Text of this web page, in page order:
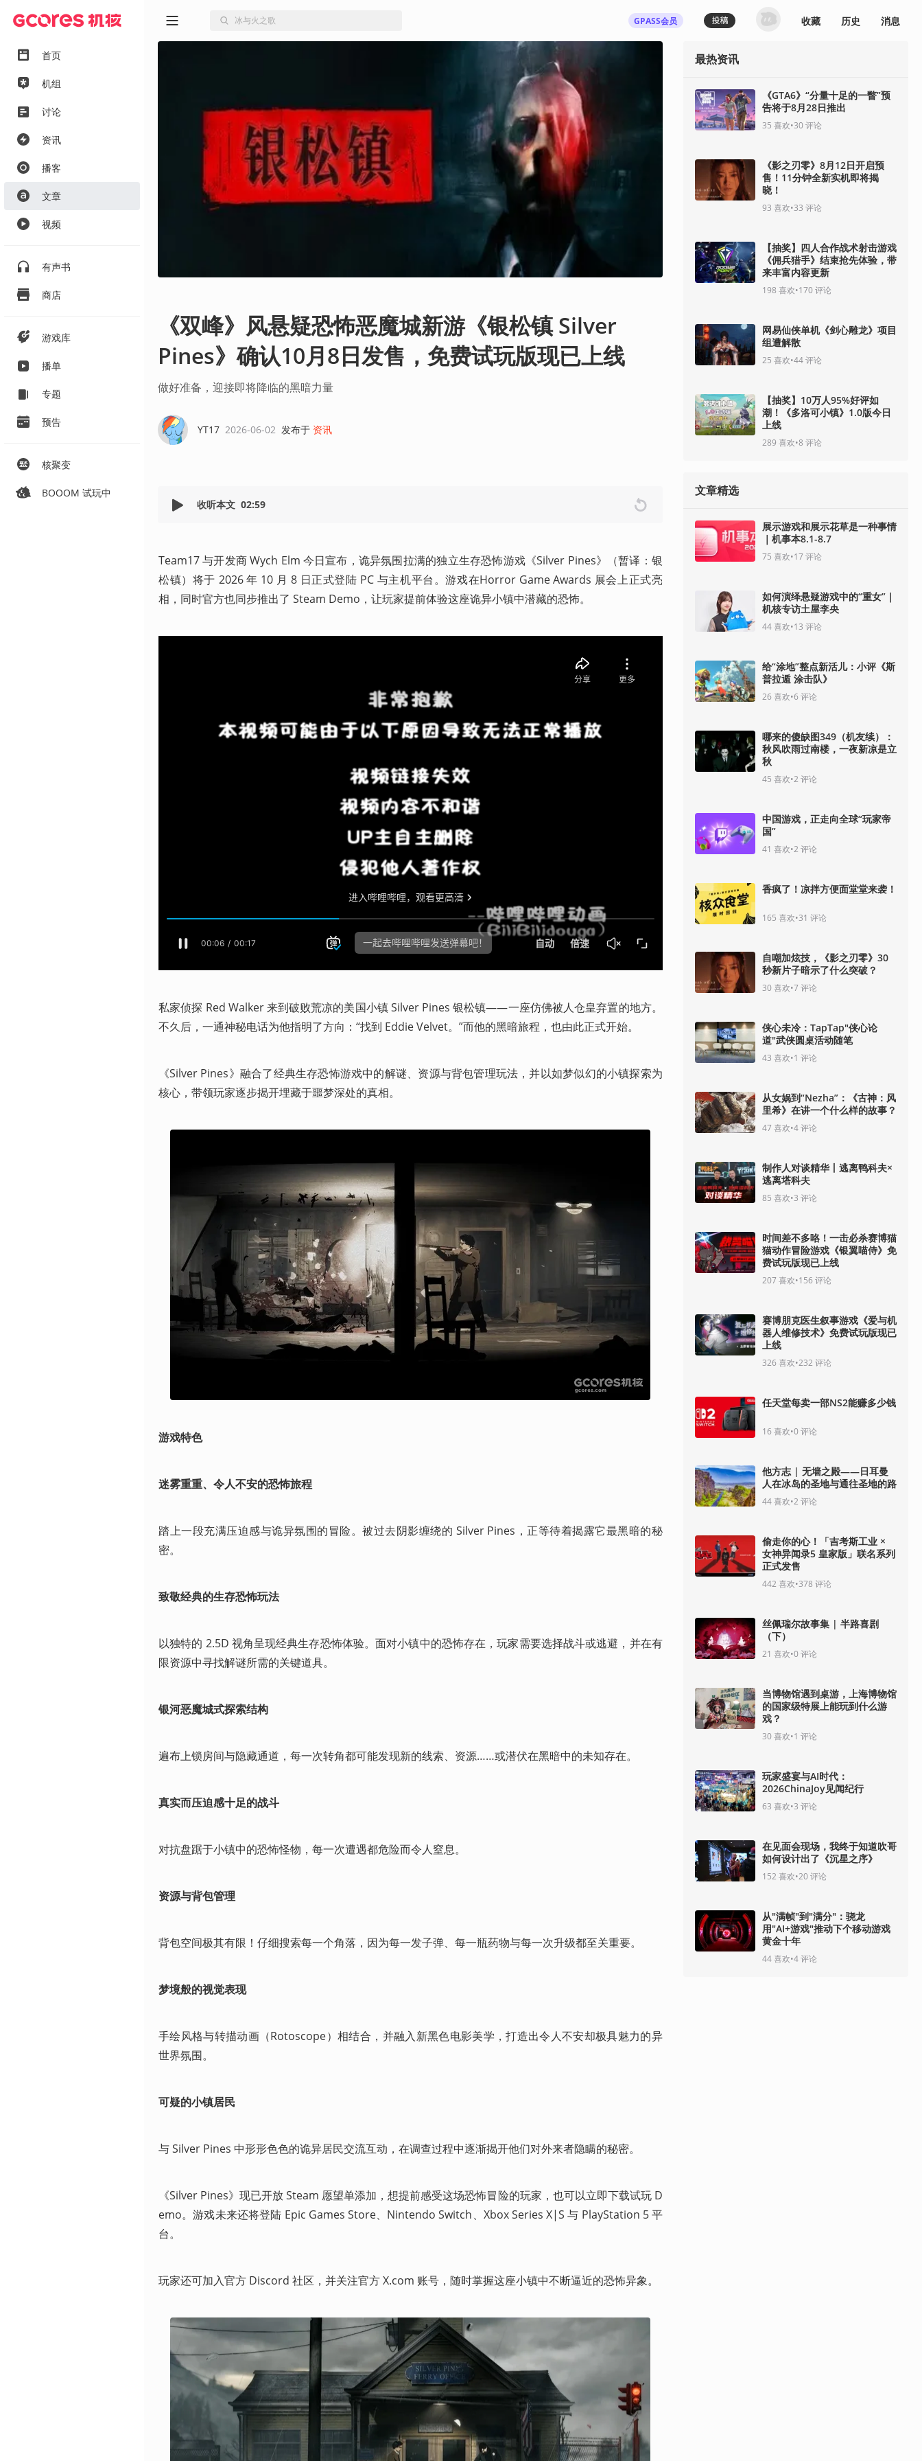
首页
机组
讨论
资讯
播客
文章
视频
有声书
商店
游戏库
播单
专题
预告
核聚变
BOOOM 试玩中
GPASS会员 收藏 历史 消息
《双峰》风悬疑恐怖恶魔城新游《银松镇 Silver
Pines》确认10月8日发售，免费试玩版现已上线
做好准备，迎接即将降临的黑暗力量
YT17 2026-06-02 发布于 资讯
收听本文 02:59
Team17 与开发商 Wych Elm 今日宣布，诡异氛围拉满的独立生存恐怖游戏《Silver Pines》（暂译：银
松镇）将于 2026 年 10 月 8 日正式登陆 PC 与主机平台。游戏在Horror Game Awards 展会上正式亮
相，同时官方也同步推出了 Steam Demo，让玩家提前体验这座诡异小镇中潜藏的恐怖。
私家侦探 Red Walker 来到破败荒凉的美国小镇 Silver Pines 银松镇——一座仿佛被人仓皇弃置的地方。
不久后，一通神秘电话为他指明了方向：“找到 Eddie Velvet。”而他的黑暗旅程，也由此正式开始。
《Silver Pines》融合了经典生存恐怖游戏中的解谜、资源与背包管理玩法，并以如梦似幻的小镇探索为
核心，带领玩家逐步揭开埋藏于噩梦深处的真相。
游戏特色
迷雾重重、令人不安的恐怖旅程
踏上一段充满压迫感与诡异氛围的冒险。被过去阴影缠绕的 Silver Pines，正等待着揭露它最黑暗的秘
密。
致敬经典的生存恐怖玩法
以独特的 2.5D 视角呈现经典生存恐怖体验。面对小镇中的恐怖存在，玩家需要选择战斗或逃避，并在有
限资源中寻找解谜所需的关键道具。
银河恶魔城式探索结构
遍布上锁房间与隐藏通道，每一次转角都可能发现新的线索、资源……或潜伏在黑暗中的未知存在。
真实而压迫感十足的战斗
对抗盘踞于小镇中的恐怖怪物，每一次遭遇都危险而令人窒息。
资源与背包管理
背包空间极其有限！仔细搜索每一个角落，因为每一发子弹、每一瓶药物与每一次升级都至关重要。
梦境般的视觉表现
手绘风格与转描动画（Rotoscope）相结合，并融入新黑色电影美学，打造出令人不安却极具魅力的异
世界氛围。
可疑的小镇居民
与 Silver Pines 中形形色色的诡异居民交流互动，在调查过程中逐渐揭开他们对外来者隐瞒的秘密。
《Silver Pines》现已开放 Steam 愿望单添加，想提前感受这场恐怖冒险的玩家，也可以立即下载试玩 D
emo。游戏未来还将登陆 Epic Games Store、Nintendo Switch、Xbox Series X|S 与 PlayStation 5 平
台。
玩家还可加入官方 Discord 社区，并关注官方 X.com 账号，随时掌握这座小镇中不断逼近的恐怖异象。
最热资讯
《GTA6》“分量十足的一瞥”预
告将于8月28日推出
35 喜欢•30评论
《影之刃零》8月12日开启预
售！11分钟全新实机即将揭
晓！
93 喜欢•33 评论
【抽奖】四人合作战术射击游戏
《佣兵猎手》结束抢先体验，带
来丰富内容更新
198 喜欢•170评论
网易仙侠单机《剑心雕龙》项目
组遭解散
25 喜欢•44评论
【抽奖】10万人95%好评如
潮！《多洛可小镇》1.0版今日
上线
289 喜欢•8 评论
文章精选
展示游戏和展示花草是一种事情
｜机事本8.1-8.7
75 喜欢•17评论
如何演绎悬疑游戏中的“重女”｜
机核专访土屋李央
44喜欢•13 评论
给“涂地”整点新活儿：小评《斯
普拉遁 涂击队》
26喜欢•6评论
哪来的傻缺图349（机友续）：
秋风吹雨过南楼，一夜新凉是立
秋
45 喜欢•2 评论
中国游戏，正走向全球“玩家帝
国”
41 喜欢•2 评论
香疯了！凉拌方便面堂堂来袭！
165 喜欢•31 评论
自嘲加炫技，《影之刃零》30
秒新片子暗示了什么突破？
30喜欢•7评论
侠心未冷：TapTap"侠心论
道"武侠圆桌活动随笔
43 喜欢•1 评论
从女娲到“Nezha”：《古神：风
里希》在讲一个什么样的故事？
47喜欢•4评论
制作人对谈精华丨逃离鸭科夫×
逃离塔科夫
85 喜欢•3 评论
时间差不多咯！一击必杀赛博猫
猫动作冒险游戏《银翼喵侍》免
费试玩版现已上线
207喜欢•156评论
赛博朋克医生叙事游戏《爱与机
器人维修技术》免费试玩版现已
上线
326喜欢•232 评论
任天堂每卖一部NS2能赚多少钱
16喜欢•0评论
他方志 | 无墙之殿——日耳曼
人在冰岛的圣地与通往圣地的路
44喜欢•2 评论
偷走你的心！「吉考斯工业 ×
女神异闻录5 皇家版」联名系列
正式发售
442 喜欢•378 评论
丝佩瑞尔故事集 | 半路喜剧
（下）
21 喜欢•0评论
当博物馆遇到桌游，上海博物馆
的国家级特展上能玩到什么游
戏？
30喜欢•1 评论
玩家盛宴与AI时代：
2026ChinaJoy见闻纪行
63 喜欢•3 评论
在见面会现场，我终于知道吹哥
如何设计出了《沉星之序》
152 喜欢•20评论
从"满帧"到"满分"：骁龙
用"AI+游戏"推动下个移动游戏
黄金十年
44喜欢•4评论